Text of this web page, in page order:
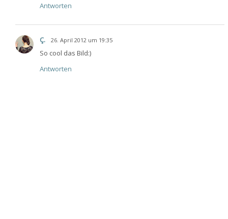
Antworten
Ç. 26. April 2012 um 19:35
So cool das Bild:)
Antworten